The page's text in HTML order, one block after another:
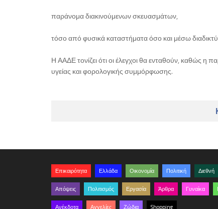
παράνομα διακινούμενων σκευασμάτων,
τόσο από φυσικά καταστήματα όσο και μέσω
Η ΑΑΔΕ τονίζει ότι οι έλεγχοι θα ενταθούν, καθώς
υγείας και φορολογικής συμμόρφωσης.
Επικαιρότητα Ελλάδα Οικονομία Πολιτική Διεθνή
Απόψεις Πολιτισμός Εργασία Άρθρα Γυναίκα
Ανέκδοτα Αγγελίες Ζώδια Shopping